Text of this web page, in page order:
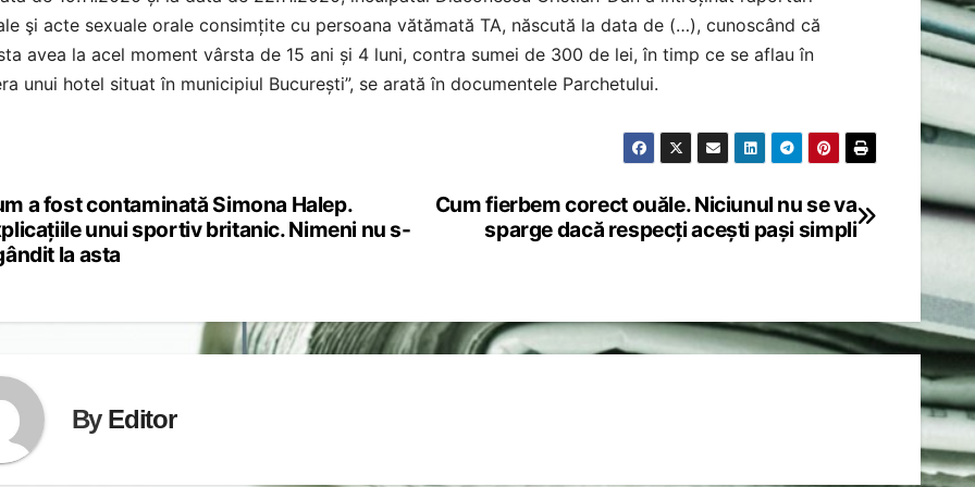
şi acte sexuale orale consimțite cu persoana vătămată TA, născută la data de (…), cunoscând că
avea la acel moment vârsta de 15 ani și 4 luni, contra sumei de 300 de lei, în timp ce se aflau în
unui hotel situat în municipiul București”, se arată în documentele Parchetului.
Cum fierbem corect ouăle. Niciunul nu se va
sparge dacă respecți acești pași simpli
a fost contaminată Simona Halep.
unui sportiv britanic. Nimeni nu s-
la asta
By Editor